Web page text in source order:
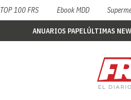
TOP 100 FRS Ebook MDD
ANUARIOS PAPELÚLTIMAS